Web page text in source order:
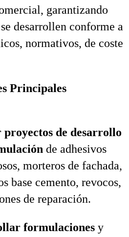
garantizando
desarrollen conforme a
normativos, de coste
Principales
de desarrollo
de adhesivos
morteros de fachada,
base cemento, revocos,
de reparación.
formulaciones y